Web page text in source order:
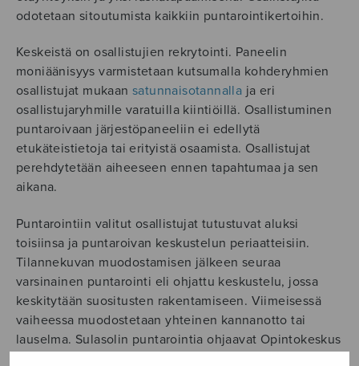
odotetaan sitoutumista kaikkiin puntarointikertoihin.
Keskeistä on osallistujien rekrytointi. Paneelin
moniäänisyys varmistetaan kutsumalla kohderyhmien
osallistujat mukaan satunnaisotannalla ja eri
osallistujaryhmille varatuilla kiintiöillä. Osallistuminen
puntaroivaan järjestöpaneeliin ei edellytä
etukäteistietoja tai erityistä osaamista. Osallistujat
perehdytetään aiheeseen ennen tapahtumaa ja sen
aikana.
Puntarointiin valitut osallistujat tutustuvat aluksi
toisiinsa ja puntaroivan keskustelun periaatteisiin.
Tilannekuvan muodostamisen jälkeen seuraa
varsinainen puntarointi eli ohjattu keskustelu, jossa
keskitytään suositusten rakentamiseen. Viimeisessä
vaiheessa muodostetaan yhteinen kannanotto tai
lauselma. Sulasolin puntarointia ohjaavat Opintokeskus